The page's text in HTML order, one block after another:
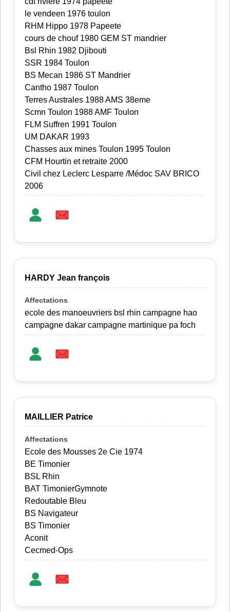
le vendeen 1976 toulon
RHM Hippo 1978 Papeete
cours de chouf 1980 GEM ST mandrier
Bsl Rhin 1982 Djibouti
SSR 1984 Toulon
BS Mecan 1986 ST Mandrier
Cantho 1987 Toulon
Terres Australes 1988 AMS 38eme
Scmn Toulon 1988 AMF Toulon
FLM Suffren 1991 Toulon
UM DAKAR 1993
Chasses aux mines Toulon 1995 Toulon
CFM Hourtin et retraite 2000
Civil chez Leclerc Lesparre /Médoc SAV BRICO
2006
HARDY Jean françois
ecole des manoeuvriers bsl rhin campagne hao
campagne dakar campagne martinique pa foch
MAILLIER Patrice
Ecole des Mousses 2e Cie 1974
BE Timonier
BSL Rhin
BAT TimonierGymnote
Redoutable Bleu
BS Navigateur
BS Timonier
Aconit
Cecmed-Ops